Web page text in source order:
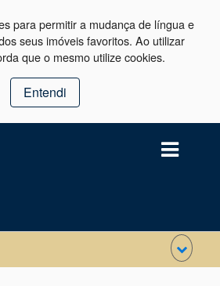
para permitir a mudança de língua e
seus imóveis favoritos. Ao utilizar
que o mesmo utilize cookies.
Entendi